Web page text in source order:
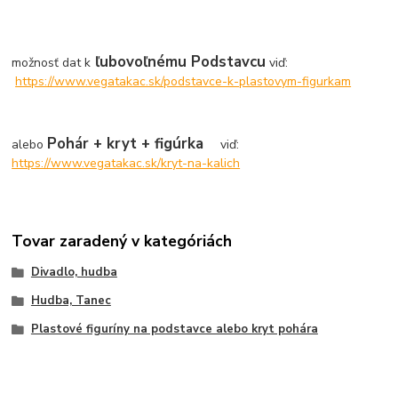
možnosť dat k ľubovoľnému Podstavcu viď:
https://www.vegatakac.sk/podstavce-k-plastovym-figurkam
alebo Pohár + kryt + figúrka
viď:
https://www.vegatakac.sk/kryt-na-kalich
Tovar zaradený v kategóriách
Divadlo, hudba
Hudba, Tanec
Plastové figuríny na podstavce alebo kryt pohára